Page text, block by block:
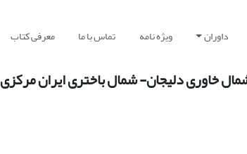
داوران ویژه نامه تماس با ما معرفی کتاب
خاوری دلیجان- شمال ‌باختری ایران مرکزی